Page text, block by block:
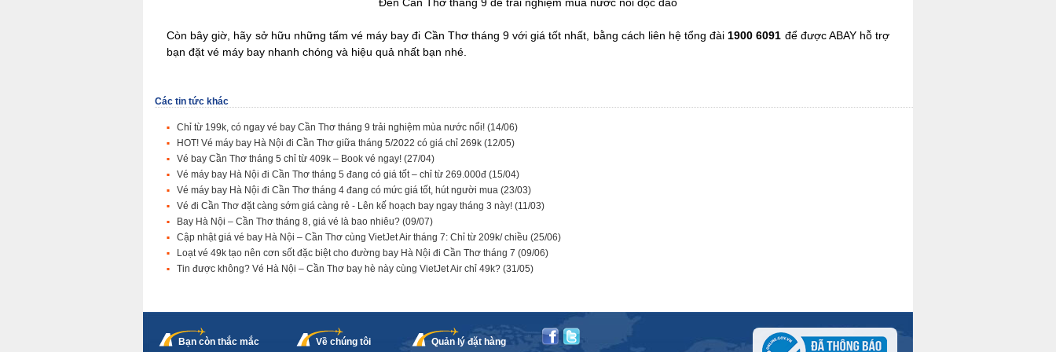
Còn bây giờ, hãy sở hữu những tấm vé máy bay đi Cần Thơ tháng 9 với giá tốt nhất, bằng cách liên hệ tổng đài 1900 6091 để được ABAY hỗ trợ
bạn đặt vé máy bay nhanh chóng và hiệu quả nhất bạn nhé.
Các tin tức khác
Chỉ từ 199k, có ngay vé bay Cần Thơ tháng 9 trải nghiệm mùa nước nổi! (14/06)
HOT! Vé máy bay Hà Nội đi Cần Thơ giữa tháng 5/2022 có giá chỉ 269k (12/05)
Vé bay Cần Thơ tháng 5 chỉ từ 409k – Book vé ngay! (27/04)
Vé máy bay Hà Nội đi Cần Thơ tháng 5 đang có giá tốt – chỉ từ 269.000đ (15/04)
Vé máy bay Hà Nội đi Cần Thơ tháng 4 đang có mức giá tốt, hút người mua (23/03)
Vé đi Cần Thơ đặt càng sớm giá càng rẻ - Lên kế hoạch bay ngay tháng 3 này! (11/03)
Bay Hà Nội – Cần Thơ tháng 8, giá vé là bao nhiêu? (09/07)
Cập nhật giá vé bay Hà Nội – Cần Thơ cùng VietJet Air tháng 7: Chỉ từ 209k/ chiều (25/06)
Loạt vé 49k tạo nên cơn sốt đặc biệt cho đường bay Hà Nội đi Cần Thơ tháng 7 (09/06)
Tin được không? Vé Hà Nội – Cần Thơ bay hè này cùng VietJet Air chỉ 49k? (31/05)
Bạn còn thắc mắc Về chúng tôi Quản lý đặt hàng